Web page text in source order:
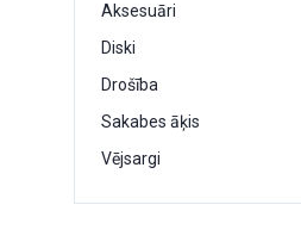
Aksesuāri
Diski
Drošība
Sakabes āķis
Vējsargi